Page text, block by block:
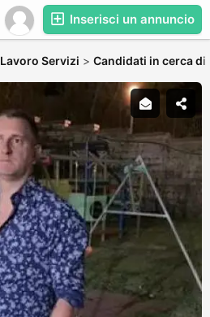
Inserisci un annuncio
Lavoro Servizi > Candidati in cerca di